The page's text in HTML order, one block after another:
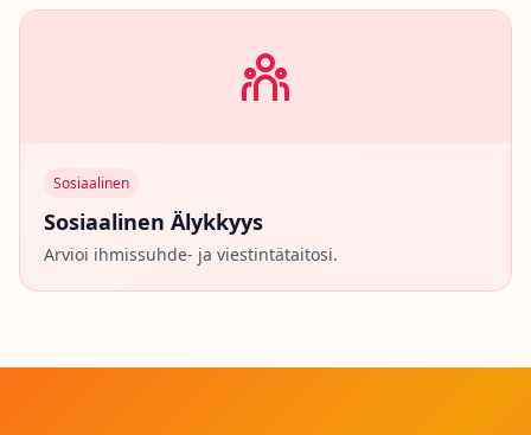
Sosiaalinen
Sosiaalinen Älykkyys
Arvioi ihmissuhde- ja viestintätaitosi.